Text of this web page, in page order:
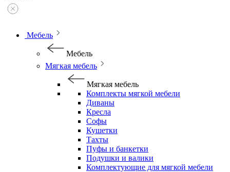
Мебель
Мебель
Мягкая мебель
Мягкая мебель
Комплекты мягкой мебели
Диваны
Кресла
Софы
Кушетки
Тахты
Пуфы и банкетки
Подушки и валики
Комплектующие для мягкой мебели